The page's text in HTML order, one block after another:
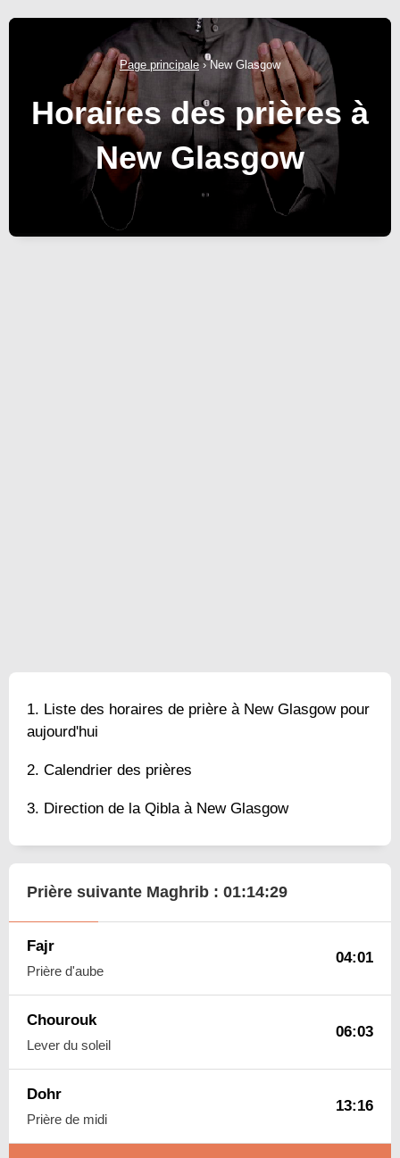
Page principale›New Glasgow
Horaires des prières à
New Glasgow
Liste des horaires de prière à New Glasgow pour
aujourd'hui
Calendrier des prières
Direction de la Qibla à New Glasgow
Prière suivante Maghrib : 01:14:28
Fajr
Prière d'aube
04:01
Chourouk
Lever du soleil
06:03
Dohr
Prière de midi
13:16